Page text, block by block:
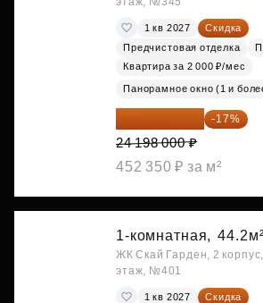
1 кв 2027
Скидка
Предчистовая отделка
Квартира за 2 000 ₽/мес
Панорамное окно (1 и
20 084 340 ₽ -17%
24 198 000 ₽
452 350 ₽ за м²
1-комнатная, 44.2м²
ЖК Скай Гарден, 2
этаж, №401
1 кв 2027
Скидка